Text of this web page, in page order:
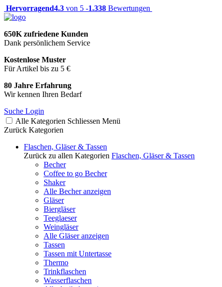
Hervorragend4.3 von 5 -1.338 Bewertungen
650K zufriedene Kunden
Dank persönlichem Service
Kostenlose Muster
Für Artikel bis zu 5 €
80 Jahre Erfahrung
Wir kennen Ihren Bedarf
Suche Login
Alle Kategorien Schliessen Menü
Zurück Kategorien
Flaschen, Gläser & Tassen
Zurück zu allen Kategorien Flaschen, Gläser & Tassen
Becher
Coffee to go Becher
Shaker
Alle Becher anzeigen
Gläser
Biergläser
Teeglaeser
Weingläser
Alle Gläser anzeigen
Tassen
Tassen mit Untertasse
Thermo
Trinkflaschen
Wasserflaschen